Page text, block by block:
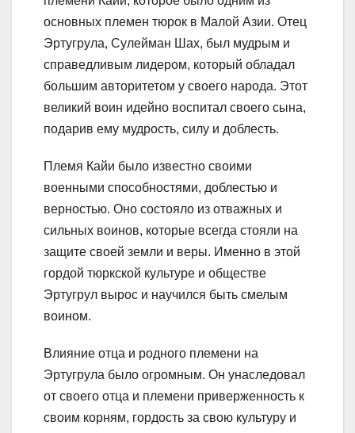
основных племен тюрок в Малой Азии. Отец
Эртугрула, Сулейман Шах, был мудрым и
справедливым лидером, который обладал
большим авторитетом у своего народа. Этот
великий воин идейно воспитал своего сына,
подарив ему мудрость, силу и доблесть.
Племя Кайи было известно своими
военными способностями, доблестью и
верностью. Оно состояло из отважных и
сильных воинов, которые всегда стояли на
защите своей земли и веры. Именно в этой
гордой тюркской культуре и обществе
Эртугрул вырос и научился быть смелым
воином.
Влияние отца и родного племени на
Эртугрула было огромным. Он унаследовал
от своего отца и племени приверженность к
своим корням, гордость за свою культуру и